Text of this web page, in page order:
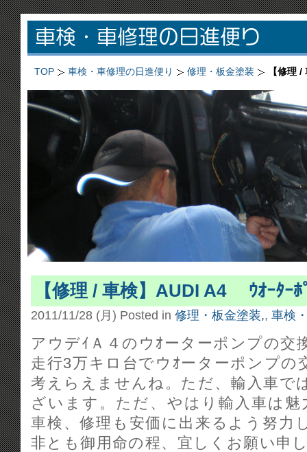
TOP 車検・車修理の日進便り 修理・板金塗装 【修理
【修理 / 車検】AUDI A4 ｳｵｰﾀｰﾎ
2011/11/28 (月) Posted in 修理・板金塗装,, 車検
アウデｲＡ４のウｵーターポンプの交
走行3万キロ台でウｵーターポンプの
考えらえませんね。ただ、輸入車で
ざいます。ただ、やはり輸入車は
車検、修理も安価に出来るよう努力
非とも御用命の程、宜しくお願い申